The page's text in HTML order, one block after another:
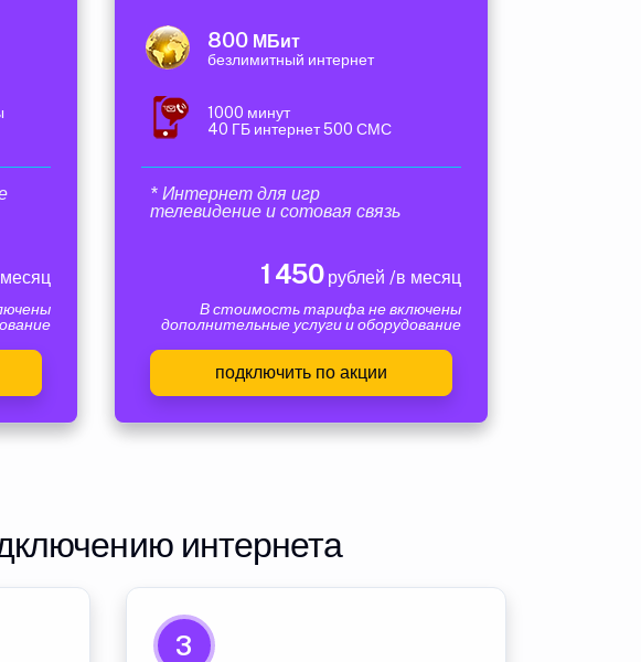
800 МБит
безлимитный интернет
1000 минут
40 ГБ интернет 500 СМС
* Интернет для игр
телевидение и сотовая связь
1 450рублей /в месяц
В стоимость тарифа не включены
дополнительные услуги и оборудование
подключить по акции
интернета
3